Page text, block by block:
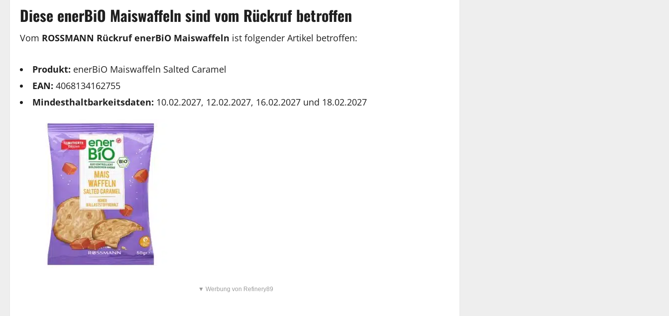
Diese enerBiO Maiswaffeln sind vom Rückruf betroffen
Vom ROSSMANN Rückruf enerBiO Maiswaffeln ist folgender Artikel betroffen:
Produkt: enerBiO Maiswaffeln Salted Caramel
EAN: 4068134162755
Mindesthaltbarkeitsdaten: 10.02.2027, 12.02.2027, 16.02.2027 und 18.02.2027
▼ Werbung von Refinery89